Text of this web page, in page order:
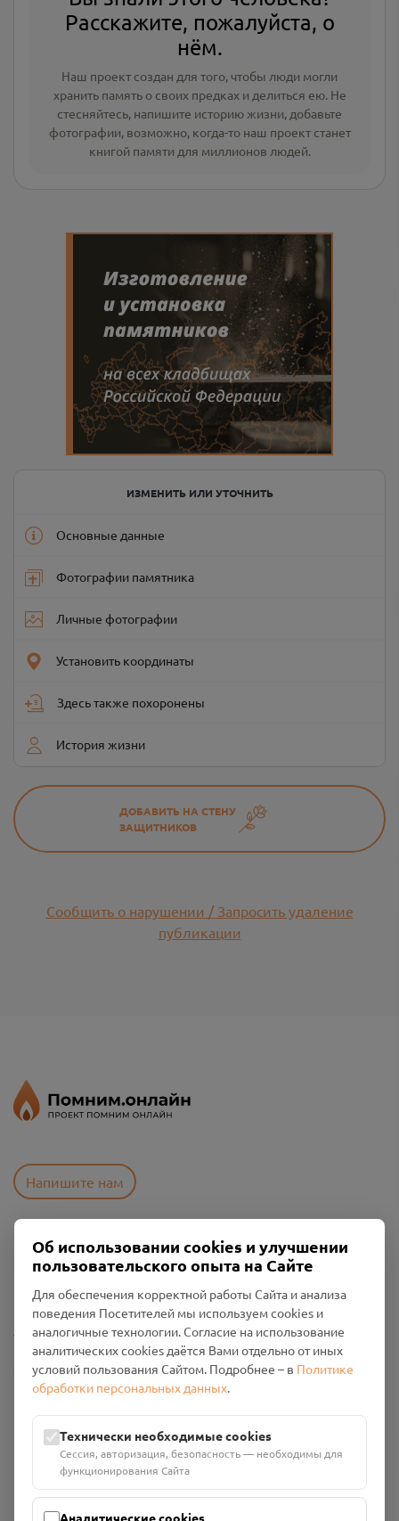
Расскажите, пожалуйста, о
нём.
Наш проект создан для того, чтобы люди могли
хранить память о своих предках и делиться ею. Не
стесняйтесь, напишите историю жизни, добавьте
фотографии, возможно, когда-то наш проект станет
книгой памяти для миллионов людей.
ИЗМЕНИТЬ ИЛИ УТОЧНИТЬ
Основные данные
Фотографии памятника
Личные фотографии
Установить координаты
Здесь также похоронены
История жизни
ДОБАВИТЬ НА СТЕНУ
ЗАЩИТНИКОВ
Сообщить о нарушении / Запросить удаление
публикации
Напишите нам
Пользовательское соглашение
Политика конфиденциальности
Промо-материалы
Настройки cookies
Общество с ограниченной ответственностью «Смоленский
Проект Помним»
Юридический адрес: 216790, Смоленская область, р-н
Руднянский, г. Рудня, улица Западная, д. 26А, пом. 18
Номер счёта: 40702810901130004287 в АО "АЛЬФА-БАНК"
Кор. счёт: 30101810200000000593
Об использовании cookies и улучшении
пользовательского опыта на Сайте
Для обеспечения корректной работы Сайта и анализа
поведения Посетителей мы используем cookies и
аналогичные технологии. Согласие на использование
аналитических cookies даётся Вами отдельно от иных
условий пользования Сайтом. Подробнее – в Политике
обработки персональных данных.
Технически необходимые cookies
Сессия, авторизация, безопасность — необходимы для
функционирования Сайта